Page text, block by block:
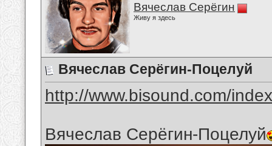
Вячеслав Серёгин
Живу я здесь
Вячеслав Серёгин-Поцелуй
http://www.bisound.com/
Вячеслав Серёгин-Поцелуй